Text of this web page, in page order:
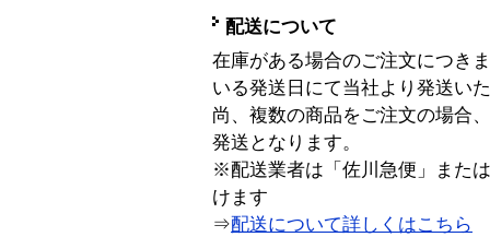
配送について
在庫がある場合のご注文につき
いる発送日にて当社より発送い
尚、複数の商品をご注文の場合
発送となります。
※配送業者は「佐川急便」また
けます
⇒配送について詳しくはこちら